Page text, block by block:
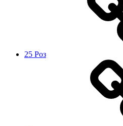
25 Роз